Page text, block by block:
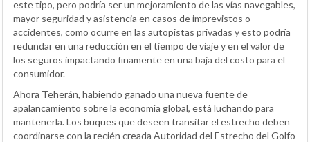
este tipo, pero podría ser un mejoramiento de las vías navegables,
mayor seguridad y asistencia en casos de imprevistos o
accidentes, como ocurre en las autopistas privadas y esto podría
redundar en una reducción en el tiempo de viaje y en el valor de
los seguros impactando finamente en una baja del costo para el
consumidor.
Ahora Teherán, habiendo ganado una nueva fuente de
apalancamiento sobre la economía global, está luchando para
mantenerla. Los buques que deseen transitar el estrecho deben
coordinarse con la recién creada Autoridad del Estrecho del Golfo